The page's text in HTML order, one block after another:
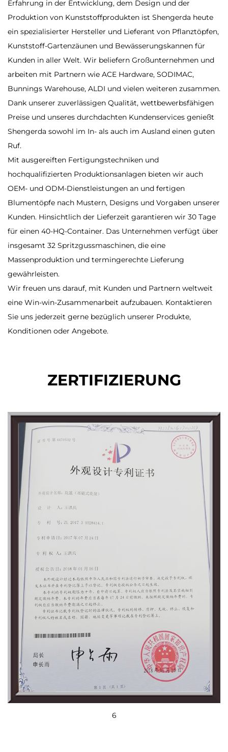
Erfahrung in der Entwicklung, dem Design und der
Produktion von Kunststoffprodukten ist Shengerda heute
ein spezialisierter Hersteller und Lieferant von Pflanztöpfen,
Kunststoff-Gartenzäunen und Bewässerungskannen für
Kunden in aller Welt. Wir beliefern Großunternehmen und
arbeiten mit Partnern wie ACE Hardware, SODIMAC,
Bunnings Warehouse, ALDI und vielen weiteren zusammen.
Dank unserer zuverlässigen Qualität, wettbewerbsfähigen
Preise und unseres durchdachten Kundenservices genießt
Shengerda sowohl im In- als auch im Ausland einen guten
Ruf.
Mit ausgereiften Fertigungstechniken und
hochqualifizierten Produktionsanlagen bieten wir auch
OEM- und ODM-Dienstleistungen an und fertigen
Blumentöpfe nach Mustern, Designs und Vorgaben unserer
Kunden. Hinsichtlich der Lieferzeit garantieren wir 30 Tage
für einen 40-HQ-Container. Das Unternehmen verfügt über
insgesamt 32 Spritzgussmaschinen, die eine
Massenproduktion und termingerechte Lieferung
gewährleisten.
Wir freuen uns darauf, mit Kunden und Partnern weltweit
eine Win-win-Zusammenarbeit aufzubauen. Kontaktieren
Sie uns jederzeit gerne bezüglich unserer Produkte,
Konditionen oder Angebote.
ZERTIFIZIERUNG
6